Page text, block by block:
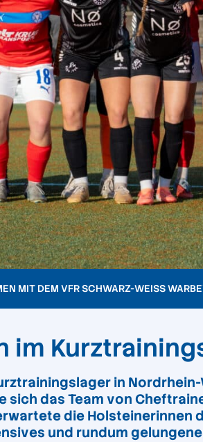
MIT DEM VFR SCHWARZ-WEISS
im
in
sich das Team von
die
und rundum